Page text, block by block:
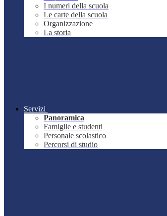
I numeri della scuola
Le carte della scuola
Organizzazione
La storia
Servizi
Panoramica
Famiglie e studenti
Personale scolastico
Percorsi di studio